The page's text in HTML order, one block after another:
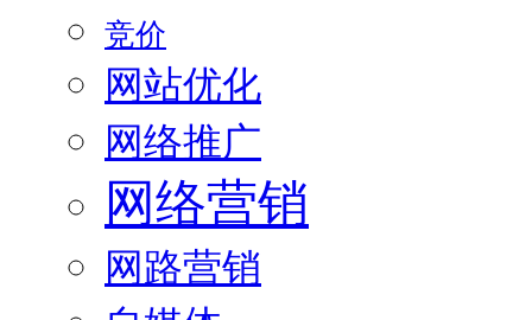
竞价
网站优化
网络推广
网络营销
网路营销